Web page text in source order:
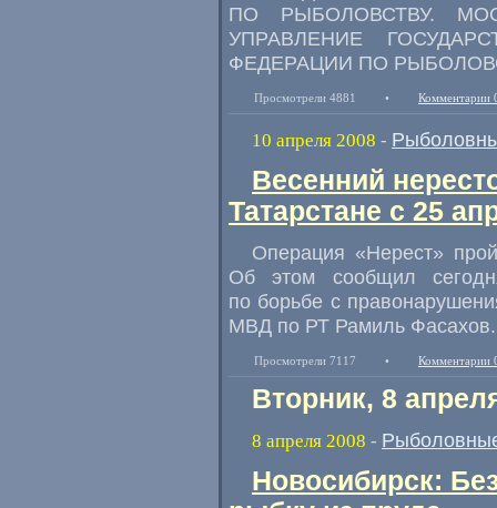
ПО РЫБОЛОВСТВУ.
УПРАВЛЕНИЕ
ФЕДЕРАЦИИ ПО
Просмотрели 4881 • Комментарии
10 апреля 2008 -
Весенний
Татарстане с 25
Операция «Нерест»
Об этом сообщил
по борьбе с
МВД по РТ Рамиль Фасахов.
Просмотрели 7117 • Комментарии
Вторник, 8
8 апреля 2008 -
Новосибирск: